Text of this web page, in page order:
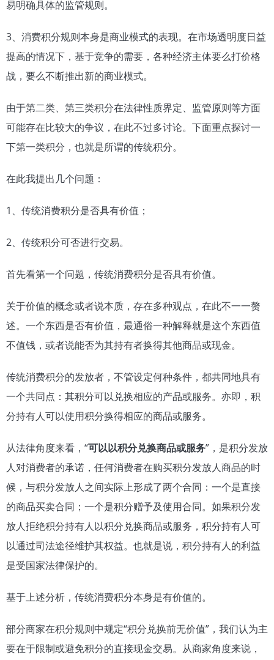
易明确具体的监管规则。
3、消费积分规则本身是商业模式的表现。在市场透明度日益
提高的情况下，基于竞争的需要，各种经济主体要么打价格
战，要么不断推出新的商业模式。
由于第二类、第三类积分在法律性质界定、监管原则等方面
可能存在比较大的争议，在此不过多讨论。下面重点探讨一
下第一类积分，也就是所谓的传统积分。
在此我提出几个问题：
1、传统消费积分是否具有价值；
2、传统积分可否进行交易。
首先看第一个问题，传统消费积分是否具有价值。
关于价值的概念或者说本质，存在多种观点，在此不一一赘
述。一个东西是否有价值，最通俗一种解释就是这个东西值
不值钱，或者说能否为其持有者换得其他商品或现金。
传统消费积分的发放者，不管设定何种条件，都共同地具有
一个共同点：其积分可以兑换相应的产品或服务。亦即，积
分持有人可以使用积分换得相应的商品或服务。
从法律角度来看，“可以以积分兑换商品或服务”，是积分发放
人对消费者的承诺，任何消费者在购买积分发放人商品的时
候，与积分发放人之间实际上形成了两个合同：一个是直接
的商品买卖合同；一个是积分赠予及使用合同。如果积分发
放人拒绝积分持有人以积分兑换商品或服务，积分持有人可
以通过司法途径维护其权益。也就是说，积分持有人的利益
是受国家法律保护的。
基于上述分析，传统消费积分本身是有价值的。
部分商家在积分规则中规定“积分兑换前无价值”，我们认为主
要在于限制或避免积分的直接现金交易。从商家角度来说，